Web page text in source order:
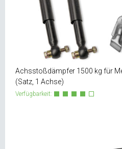
Achsstoßdämpfer 1500 kg für
(Satz, 1 Achse)
Verfügbarkeit: